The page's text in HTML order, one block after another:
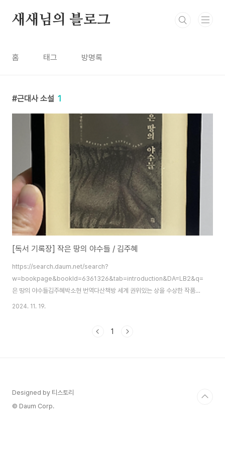
새새님의 블로그
홈 태그 방명록
근대사 소설 1
[독서 기록장] 작은 땅의 야수들 / 김주혜
https://search.daum.net/search?
은 땅의 야수들김주혜박소현 번역다산책방 세계 권위있는 상을 수상한 작품은
보고싶으면서도 볼 엄두가 안납니다. 왜 그럴까요? 수상작들은 어쩐지 난해할
야수들]은 별다른 거부감없이 선택해서 읽었습니다. 무려 '톨스토이 문학상'을
2024. 11. 19.
1
Designed by 티스토리
© Daum Corp.